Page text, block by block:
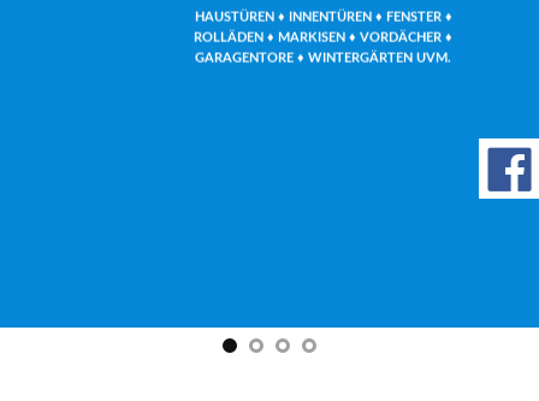
HAUSTÜREN ♦ INNENTÜREN ♦ FENSTER ♦
ROLLÄDEN ♦ MARKISEN ♦ VORDÄCHER ♦
GARAGENTORE ♦ WINTERGÄRTEN UVM.